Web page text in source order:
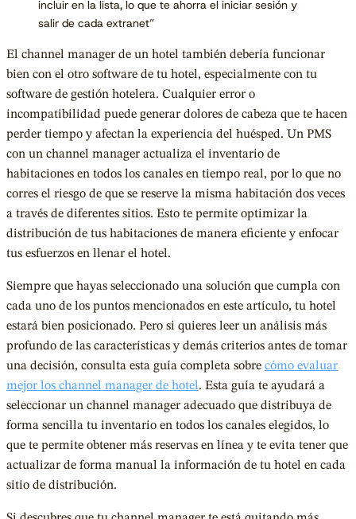
incluir en la lista, lo que te ahorra el iniciar sesión y
salir de cada extranet”
El channel manager de un hotel también debería funcionar
bien con el otro software de tu hotel, especialmente con tu
software de gestión hotelera. Cualquier error o
incompatibilidad puede generar dolores de cabeza que te hacen
perder tiempo y afectan la experiencia del huésped. Un PMS
con un channel manager actualiza el inventario de
habitaciones en todos los canales en tiempo real, por lo que no
corres el riesgo de que se reserve la misma habitación dos veces
a través de diferentes sitios. Esto te permite optimizar la
distribución de tus habitaciones de manera eficiente y enfocar
tus esfuerzos en llenar el hotel.
Siempre que hayas seleccionado una solución que cumpla con
cada uno de los puntos mencionados en este artículo, tu hotel
estará bien posicionado. Pero si quieres leer un análisis más
profundo de las características y demás criterios antes de tomar
una decisión, consulta esta guía completa sobre cómo evaluar
mejor los channel manager de hotel. Esta guía te ayudará a
seleccionar un channel manager adecuado que distribuya de
forma sencilla tu inventario en todos los canales elegidos, lo
que te permite obtener más reservas en línea y te evita tener que
actualizar de forma manual la información de tu hotel en cada
sitio de distribución.